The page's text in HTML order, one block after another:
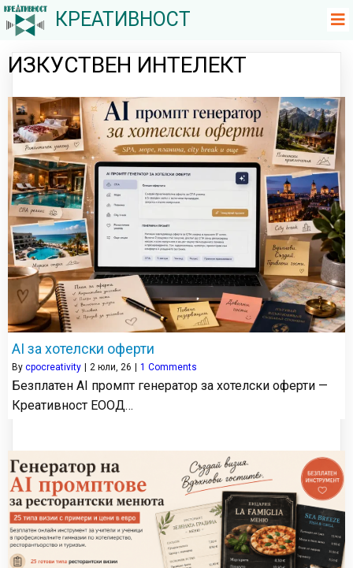
КРЕАТИВНОСТ
ИЗКУСТВЕН ИНТЕЛЕКТ
AI за хотелски оферти
By cpocreativity 2 юли, 26 1 Comments
Безплатен AI промпт генератор за хотелски оферти —
Креативност ЕООД…